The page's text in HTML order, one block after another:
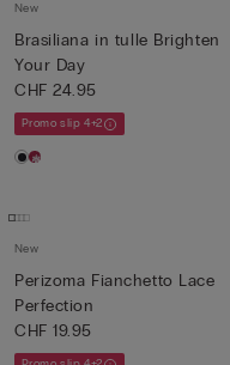
New
Brasiliana in tulle Brighten
Your Day
CHF 24.95
Promo slip 4+2
New
Perizoma Fianchetto Lace
Perfection
CHF 19.95